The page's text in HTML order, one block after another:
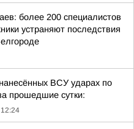
более 200 специалистов
устраняют последствия
ВСУ ударах по
прошедшие сутки:
12:24